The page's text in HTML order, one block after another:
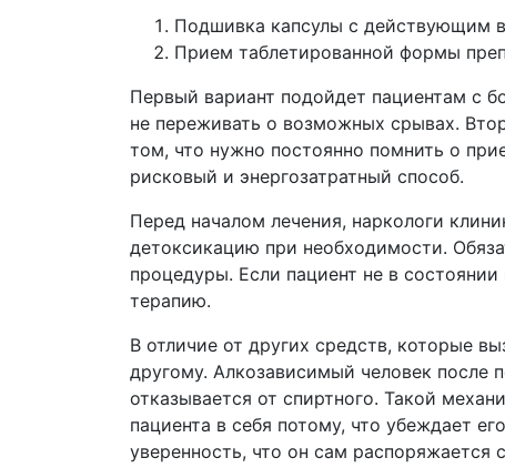
Подшивка капсулы с действующим
Прием таблетированной формы
Первый вариант подойдет пациентам с
не переживать о возможных срывах.
том, что нужно постоянно помнить о
рисковый и энергозатратный способ.
Перед началом лечения, наркологи
детоксикацию при необходимости.
процедуры. Если пациент не в
терапию.
В отличие от других средств, которые
другому. Алкозависимый человек после
отказывается от спиртного. Такой
пациента в себя потому, что убеждает
уверенность, что он сам